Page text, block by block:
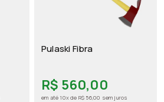
Pulaski Fibra
R$ 560,00
em até 10x de R$ 56,00 sem juros